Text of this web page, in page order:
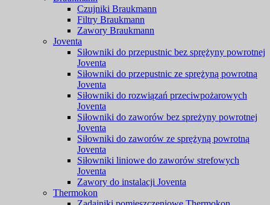
Czujniki Braukmann
Filtry Braukmann
Zawory Braukmann
Joventa
Siłowniki do przepustnic bez sprężyny powrotnej
Joventa
Siłowniki do przepustnic ze sprężyną powrotną
Joventa
Siłowniki do rozwiązań przeciwpożarowych
Joventa
Siłowniki do zaworów bez spreżyny powrotnej
Joventa
Siłowniki do zaworów ze sprężyną powrotną
Joventa
Siłowniki liniowe do zaworów strefowych
Joventa
Zawory do instalacji Joventa
Thermokon